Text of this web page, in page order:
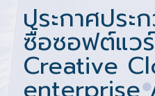
ประกาศประ
ซื้อซอฟต์แว
Creative